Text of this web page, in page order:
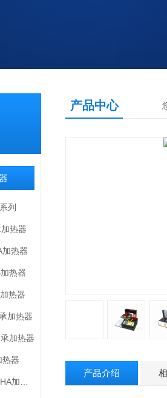
列
热器
加热器
热器
热器
加热器
加热器
热器
产品中心
产品介绍